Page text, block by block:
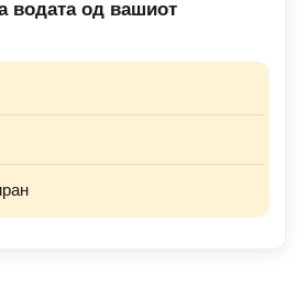
водата од вашиот